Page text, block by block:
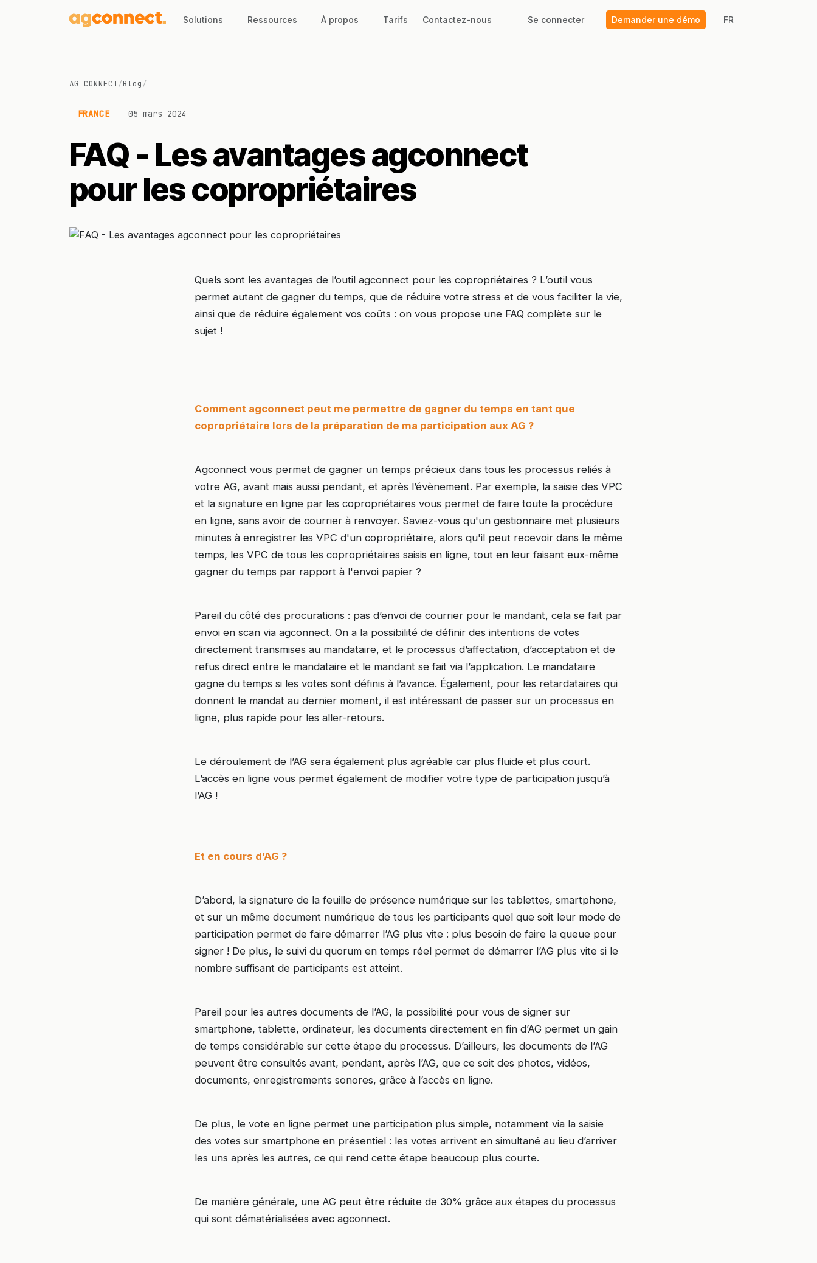
Solutions Ressources À propos Tarifs Contactez-nous Se connecter Demander une démo FR
AG CONNECT/Blog/
FRANCE 05 mars 2024
FAQ - Les avantages agconnect
pour les copropriétaires
Quels sont les avantages de l’outil agconnect pour les copropriétaires ? L’outil vous
permet autant de gagner du temps, que de réduire votre stress et de vous faciliter la vie,
ainsi que de réduire également vos coûts : on vous propose une FAQ complète sur le
sujet !
Comment agconnect peut me permettre de gagner du temps en tant que
copropriétaire lors de la préparation de ma participation aux AG ?
Agconnect vous permet de gagner un temps précieux dans tous les processus reliés à
votre AG, avant mais aussi pendant, et après l’évènement. Par exemple, la saisie des VPC
et la signature en ligne par les copropriétaires vous permet de faire toute la procédure
en ligne, sans avoir de courrier à renvoyer. Saviez-vous qu'un gestionnaire met plusieurs
minutes à enregistrer les VPC d'un copropriétaire, alors qu'il peut recevoir dans le même
temps, les VPC de tous les copropriétaires saisis en ligne, tout en leur faisant eux-même
gagner du temps par rapport à l'envoi papier ?
Pareil du côté des procurations : pas d’envoi de courrier pour le mandant, cela se fait par
envoi en scan via agconnect. On a la possibilité de définir des intentions de votes
directement transmises au mandataire, et le processus d’affectation, d’acceptation et de
refus direct entre le mandataire et le mandant se fait via l’application. Le mandataire
gagne du temps si les votes sont définis à l’avance. Également, pour les retardataires qui
donnent le mandat au dernier moment, il est intéressant de passer sur un processus en
ligne, plus rapide pour les aller-retours.
Le déroulement de l’AG sera également plus agréable car plus fluide et plus court.
L’accès en ligne vous permet également de modifier votre type de participation jusqu’à
l’AG !
Et en cours d’AG ?
D’abord, la signature de la feuille de présence numérique sur les tablettes, smartphone,
et sur un même document numérique de tous les participants quel que soit leur mode de
participation permet de faire démarrer l’AG plus vite : plus besoin de faire la queue pour
signer ! De plus, le suivi du quorum en temps réel permet de démarrer l’AG plus vite si le
nombre suffisant de participants est atteint.
Pareil pour les autres documents de l’AG, la possibilité pour vous de signer sur
smartphone, tablette, ordinateur, les documents directement en fin d’AG permet un gain
de temps considérable sur cette étape du processus. D’ailleurs, les documents de l’AG
peuvent être consultés avant, pendant, après l’AG, que ce soit des photos, vidéos,
documents, enregistrements sonores, grâce à l’accès en ligne.
De plus, le vote en ligne permet une participation plus simple, notamment via la saisie
des votes sur smartphone en présentiel : les votes arrivent en simultané au lieu d’arriver
les uns après les autres, ce qui rend cette étape beaucoup plus courte.
De manière générale, une AG peut être réduite de 30% grâce aux étapes du processus
qui sont dématérialisées avec agconnect.